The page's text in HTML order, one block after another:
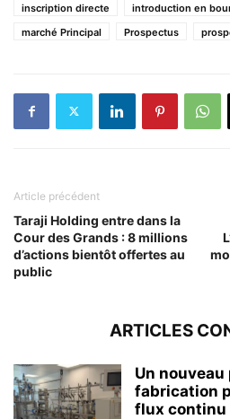
inscription directe
introduction en
marché Principal
Prospectus
Article précédent
Taraji Holding entre dans la
Cour des Grands : 8 millions
d’actions bientôt offertes au
public
ARTICLES
Un nouveau
fabrication
flux continu